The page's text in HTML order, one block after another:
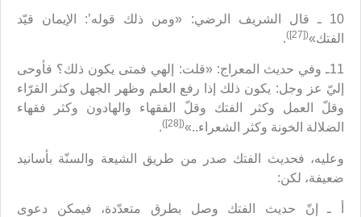
10 ـ قال الشريف الرضي: «ومن ذلك قوله’: الإيمان قيّد
الفتك»([27])
.
11ـ وفي حديث المعراج: «قلت: إلهي فمتى يكون ذلك؟ فأوحى
إليّ عز وجل: يكون ذلك إذا رفع العلم وظهر الجهل وكثر القرّاء
وقلّ العمل وكثر الفتك وقلّ الفقهاء والهادون وكثر فقهاء
الضلالة الخونة وكثر الشعراء..»([28])
.
وعليه، فحديث الفتك صدر من طريق الشيعة والسنّة بأسانيد
ضعيفة، لكن:
أ ـ إنّ حديث الفتك وصل بطرق متعدّدة، فيمكن دعوى